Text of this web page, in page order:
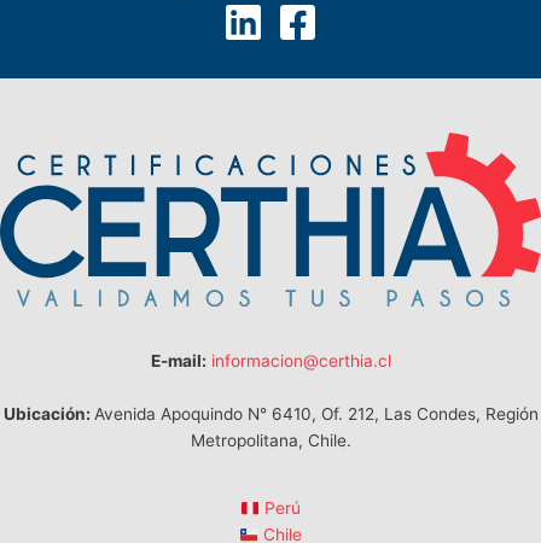
E-mail: informacion@certhia.cl
Ubicación: Avenida Apoquindo N° 6410, Of. 212, Las Condes, Región
Metropolitana, Chile.
Perú
Chile